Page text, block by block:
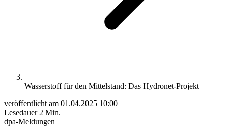
Wasserstoff für den Mittelstand: Das Hydronet-Projekt
veröffentlicht am 01.04.2025 10:00
Lesedauer 2 Min.
dpa-Meldungen